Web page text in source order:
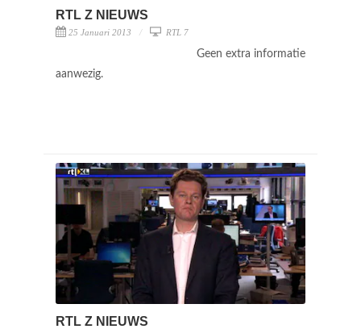
RTL Z NIEUWS
25 Januari 2013 RTL 7
Geen extra informatie
aanwezig.
RTL Z NIEUWS